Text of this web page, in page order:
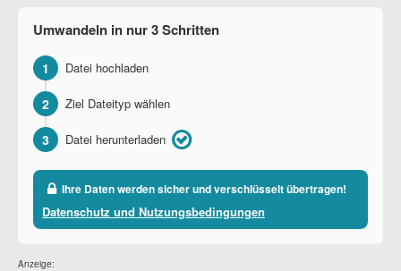
Umwandeln in nur 3 Schritten
1 Datei hochladen
2 Ziel Dateityp wählen
3 Datei herunterladen
Ihre Daten werden sicher und verschlüsselt übertragen!
Datenschutz und Nutzungsbedingungen
Anzeige: